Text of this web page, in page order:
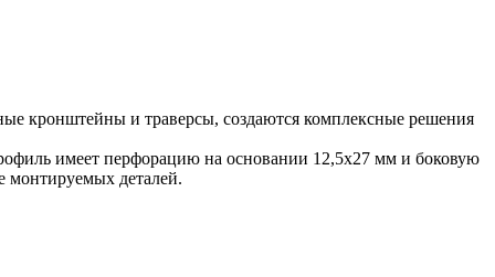
кронштейны и траверсы, создаются комплексные решения
имеет перфорацию на основании 12,5х27 мм и боковую
монтируемых деталей.